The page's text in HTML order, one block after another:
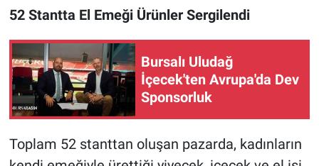
52 Stantta El Emeği Ürünler Sergilendi
Bursalı Uludağ
İçecek'ten Avrupa'da Dev
Sponsorluk
Toplam 52 stanttan oluşan pazarda, kadınların